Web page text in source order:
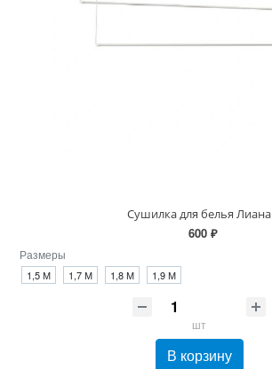
Сушилка для белья Лиана
600 ₽
Размеры
1,5 М 1,7 М 1,8 М 1,9 М
шт
В корзину